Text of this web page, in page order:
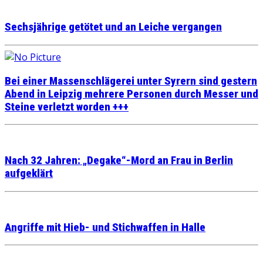
Sechsjährige getötet und an Leiche vergangen
Bei einer Massenschlägerei unter Syrern sind gestern
Abend in Leipzig mehrere Personen durch Messer und
Steine verletzt worden +++
Nach 32 Jahren: „Degake“-Mord an Frau in Berlin
aufgeklärt
Angriffe mit Hieb- und Stichwaffen in Halle